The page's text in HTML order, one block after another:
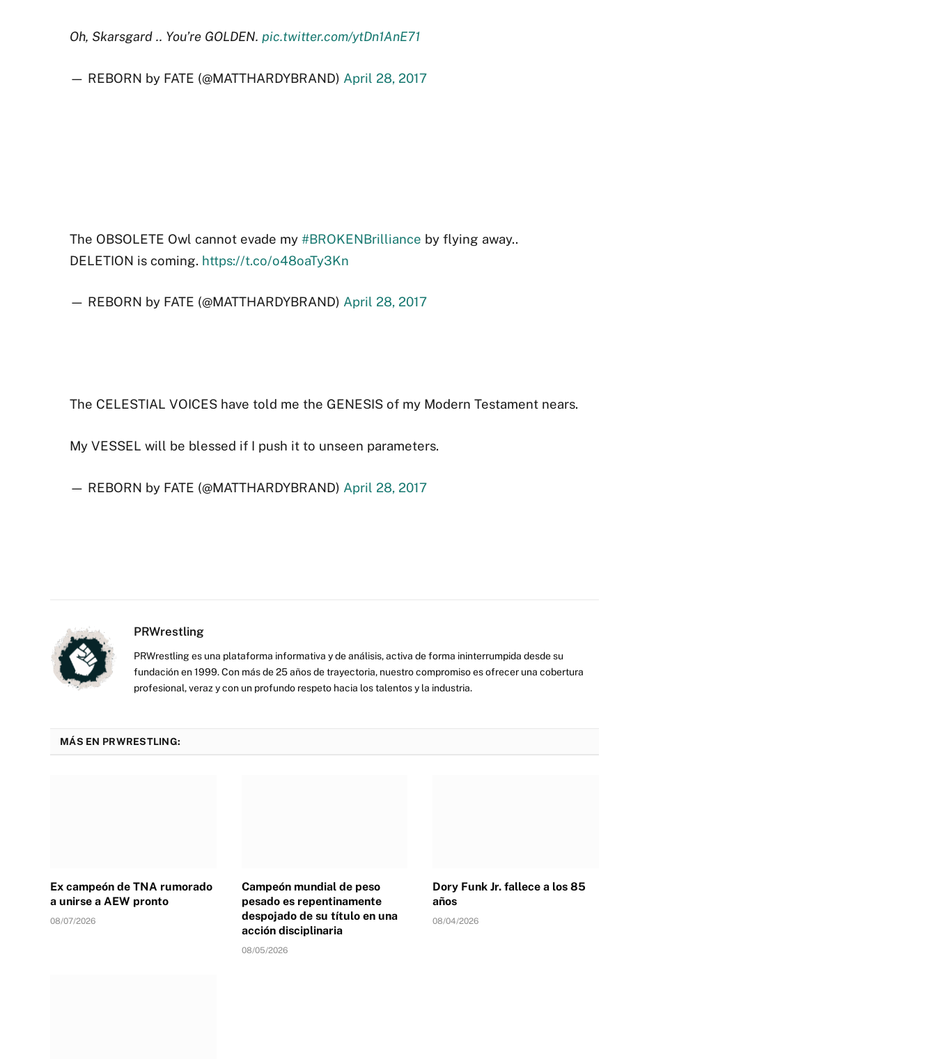
Oh, Skarsgard .. You’re GOLDEN. pic.twitter.com/ytDn1AnE71
— REBORN by FATE (@MATTHARDYBRAND) April 28, 2017
The OBSOLETE Owl cannot evade my #BROKENBrilliance by flying away..
DELETION is coming. https://t.co/o48oaTy3Kn
— REBORN by FATE (@MATTHARDYBRAND) April 28, 2017
The CELESTIAL VOICES have told me the GENESIS of my Modern Testament nears.
My VESSEL will be blessed if I push it to unseen parameters.
— REBORN by FATE (@MATTHARDYBRAND) April 28, 2017
PRWrestling
PRWrestling es una plataforma informativa y de análisis, activa de forma ininterrumpida desde su
fundación en 1999. Con más de 25 años de trayectoria, nuestro compromiso es ofrecer una cobertura
profesional, veraz y con un profundo respeto hacia los talentos y la industria.
MÁS EN PRWRESTLING:
Ex campeón de TNA rumorado
a unirse a AEW pronto
08/07/2026
Campeón mundial de peso
pesado es repentinamente
despojado de su título en una
acción disciplinaria
08/05/2026
Dory Funk Jr. fallece a los 85
años
08/04/2026